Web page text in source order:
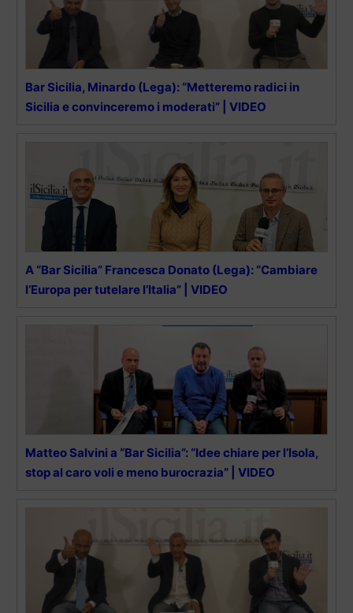
Bar Sicilia, Minardo (Lega): “Metteremo radici in
Sicilia e convinceremo i moderati” | VIDEO
A “Bar Sicilia” Francesca Donato (Lega): “Cambiare
l’Europa per tutelare l’Italia” | VIDEO
Matteo Salvini a “Bar Sicilia”: “Idee chiare per l’Isola,
stop al caro voli e meno burocrazia” | VIDEO